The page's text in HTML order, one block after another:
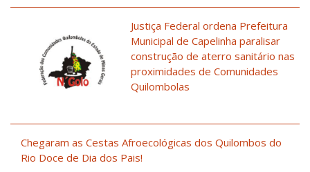
Justiça Federal ordena Prefeitura
Municipal de Capelinha paralisar
construção de aterro sanitário nas
proximidades de Comunidades
Quilombolas
Chegaram as Cestas Afroecológicas dos Quilombos do
Rio Doce de Dia dos Pais!